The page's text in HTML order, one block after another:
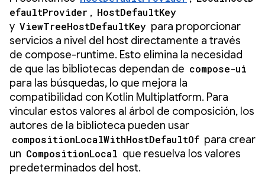
efaultProvider , HostDefaultKey
y ViewTreeHostDefaultKey para proporcionar
servicios a nivel del host directamente a través
de compose-runtime. Esto elimina la necesidad
de que las bibliotecas dependan de compose-ui
para las búsquedas, lo que mejora la
compatibilidad con Kotlin Multiplatform. Para
vincular estos valores al árbol de composición, los
autores de la biblioteca pueden usar
compositionLocalWithHostDefaultOf para crear
un CompositionLocal que resuelva los valores
predeterminados del host.